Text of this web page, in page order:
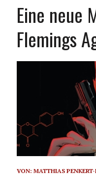
Eine neue
Flemings
VON: MATTHIAS